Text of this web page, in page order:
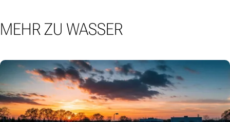
MEHR ZU WASSER